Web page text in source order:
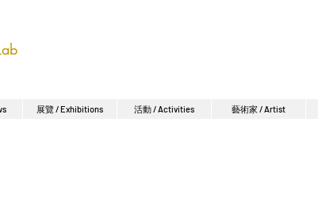
展覽 / Exhibitions 活動 / Activities 藝術家 / Artist